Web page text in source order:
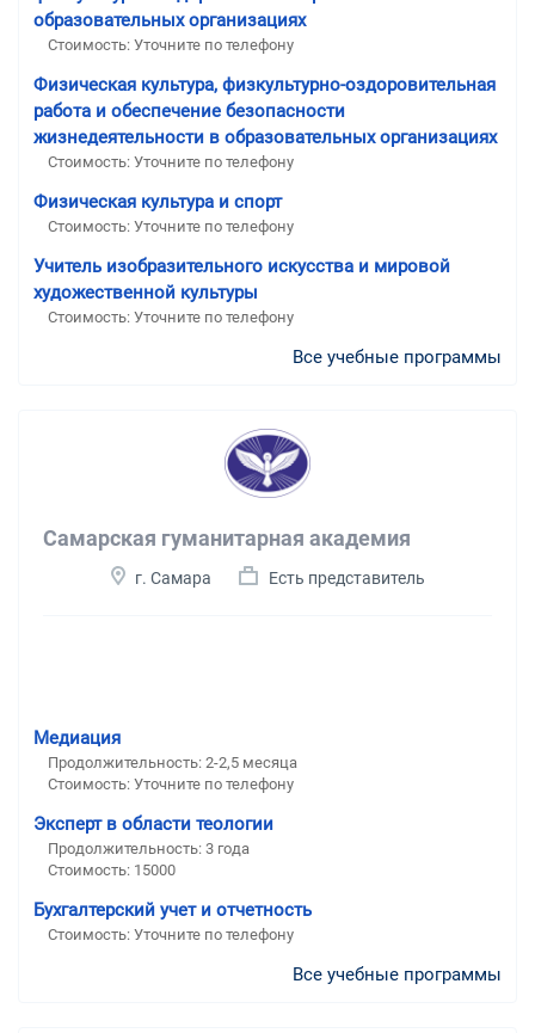
образовательных организациях
Стоимость: Уточните по телефону
Физическая культура, физкультурно-оздоровительная
работа и обеспечение безопасности
жизнедеятельности в образовательных организациях
Стоимость: Уточните по телефону
Физическая культура и спорт
Стоимость: Уточните по телефону
Учитель изобразительного искусства и мировой
художественной культуры
Стоимость: Уточните по телефону
Все учебные программы
Самарская гуманитарная академия
г. Самара Есть представитель
Медиация
Продолжительность: 2-2,5 месяца
Стоимость: Уточните по телефону
Эксперт в области теологии
Продолжительность: 3 года
Стоимость: 15000
Бухгалтерский учет и отчетность
Стоимость: Уточните по телефону
Все учебные программы